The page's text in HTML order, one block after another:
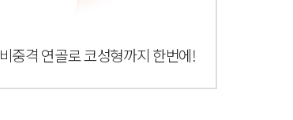
비중격 연골로코성형까지 한번에!